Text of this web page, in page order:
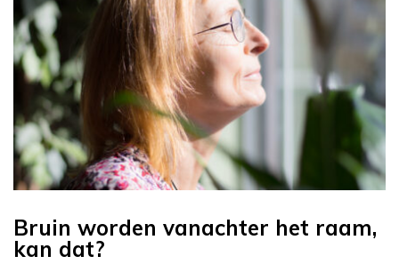
Bruin worden vanachter het raam,
kan dat?